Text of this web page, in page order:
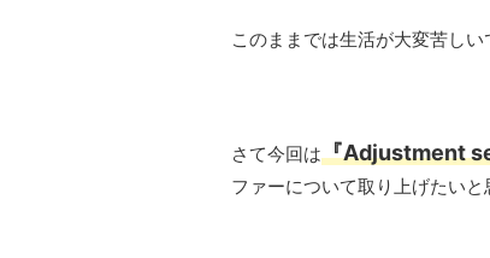
このままでは生活が大変苦しい
さて今回は『Adjustment
ファーについて取り上げたいと